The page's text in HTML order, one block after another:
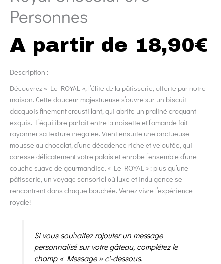
Personnes
A partir de 18,90€
Description :
Découvrez « Le ROYAL », l’élite de la pâtisserie, offerte par notre
maison. Cette douceur majestueuse s’ouvre sur un biscuit
dacquois finement croustillant, qui abrite un praliné croquant
exquis. L’équilibre parfait entre la noisette et l’amande fait
rayonner sa texture inégalée. Vient ensuite une onctueuse
mousse au chocolat, d’une décadence riche et veloutée, qui
caresse délicatement votre palais et enrobe l’ensemble d’une
couche suave de gourmandise. « Le ROYAL » : plus qu’une
pâtisserie, un voyage sensoriel où luxe et indulgence se
rencontrent dans chaque bouchée. Venez vivre l’expérience
royale!
Si vous souhaitez rajouter un message
personnalisé sur votre gâteau, complétez le
champ « Message » ci-dessous.